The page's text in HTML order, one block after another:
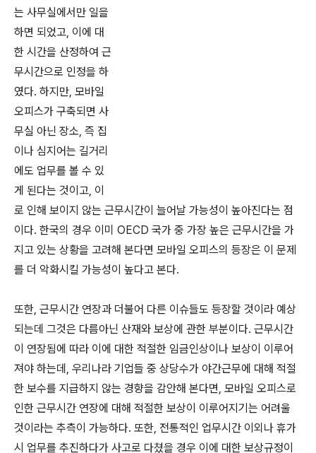
는 사무실에서만 일을
하면 되었고, 이에 대
한 시간을 산정하여 근
무시간으로 인정을 하
였다. 하지만, 모바일
오피스가 구축되면 사
무실 아닌 장소, 즉 집
이나 심지어는 길거리
에도 업무를 볼 수 있
게 된다는 것이고, 이
로 인해 보이지 않는 근무시간이 늘어날 가능성이 높아진다는 점
이다. 한국의 경우 이미 OECD 국가 중 가장 높은 근무시간을 가
지고 있는 상황을 고려해 본다면 모바일 오피스의 등장은 이 문제
를 더 악화시킬 가능성이 높다고 본다.
또한, 근무시간 연장과 더불어 다른 이슈들도 등장할 것이라 예상
되는데 그것은 다름아닌 산재와 보상에 관한 부분이다. 근무시간
이 연장됨에 따라 이에 대한 적절한 임금인상이나 보상이 이루어
져야 하는데, 우리나라 기업들 중 상당수가 야간근무에 대해 적절
한 보수를 지급하지 않는 경향을 감안해 본다면, 모바일 오피스로
인한 근무시간 연장에 대해 적절한 보상이 이루어지기는 어려울
것이라는 추측이 가능하다. 또한, 전통적인 업무시간 이외나 휴가
시 업무를 추진하다가 사고로 다쳤을 경우 이에 대한 보상규정이